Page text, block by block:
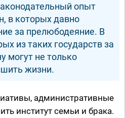
опыт
в которых давно
за прелюбодеяние. В
из таких государств за
могут не только
жизни.
административные
институт семьи и брака.